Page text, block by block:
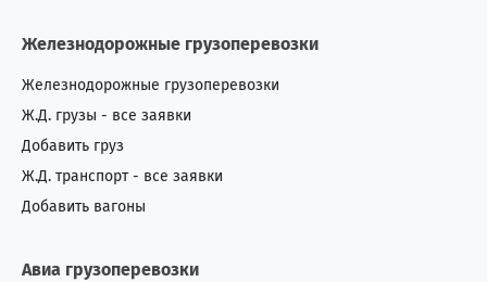
Железнодорожные грузоперевозки
Железнодорожные грузоперевозки
Ж.Д. грузы - все заявки
Добавить груз
Ж.Д. транспорт - все заявки
Добавить вагоны
Авиа грузоперевозки